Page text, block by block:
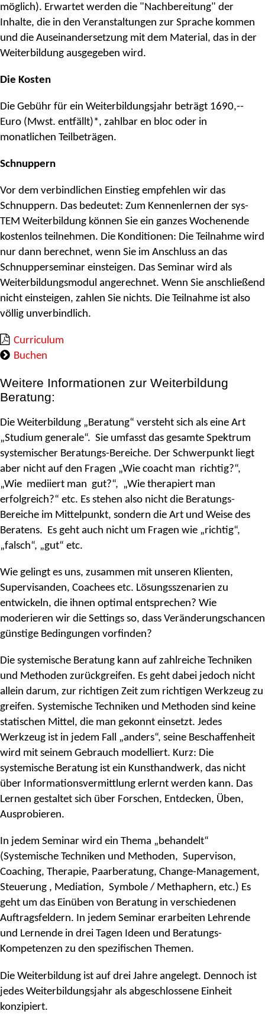
möglich). Erwartet werden die "Nachbereitung" der
Inhalte, die in den Veranstaltungen zur Sprache kommen
und die Auseinandersetzung mit dem Material, das in der
Weiterbildung ausgegeben wird.
Die Kosten
Die Gebühr für ein Weiterbildungsjahr beträgt 1690,--
Euro (Mwst. entfällt)*, zahlbar en bloc oder in
monatlichen Teilbeträgen.
Schnuppern
Vor dem verbindlichen Einstieg empfehlen wir das
Schnuppern. Das bedeutet: Zum Kennenlernen der sys-
TEM Weiterbildung können Sie ein ganzes Wochenende
kostenlos teilnehmen. Die Konditionen: Die Teilnahme wird
nur dann berechnet, wenn Sie im Anschluss an das
Schnupperseminar einsteigen. Das Seminar wird als
Weiterbildungsmodul angerechnet. Wenn Sie anschließend
nicht einsteigen, zahlen Sie nichts. Die Teilnahme ist also
völlig unverbindlich.
Curriculum
Buchen
Weitere Informationen zur Weiterbildung
Beratung:
Die Weiterbildung „Beratung“ versteht sich als eine Art
„Studium generale“. Sie umfasst das gesamte Spektrum
systemischer Beratungs-Bereiche. Der Schwerpunkt liegt
aber nicht auf den Fragen „Wie coacht man richtig?“,
„Wie mediiert man gut?“, „Wie therapiert man
erfolgreich?“ etc. Es stehen also nicht die Beratungs-
Bereiche im Mittelpunkt, sondern die Art und Weise des
Beratens. Es geht auch nicht um Fragen wie „richtig“,
„falsch“, „gut“ etc.
Wie gelingt es uns, zusammen mit unseren Klienten,
Supervisanden, Coachees etc. Lösungsszenarien zu
entwickeln, die ihnen optimal entsprechen? Wie
moderieren wir die Settings so, dass Veränderungschancen
günstige Bedingungen vorfinden?
Die systemische Beratung kann auf zahlreiche Techniken
und Methoden zurückgreifen. Es geht dabei jedoch nicht
allein darum, zur richtigen Zeit zum richtigen Werkzeug zu
greifen. Systemische Techniken und Methoden sind keine
statischen Mittel, die man gekonnt einsetzt. Jedes
Werkzeug ist in jedem Fall „anders“, seine Beschaffenheit
wird mit seinem Gebrauch modelliert. Kurz: Die
systemische Beratung ist ein Kunsthandwerk, das nicht
über Informationsvermittlung erlernt werden kann. Das
Lernen gestaltet sich über Forschen, Entdecken, Üben,
Ausprobieren.
In jedem Seminar wird ein Thema „behandelt“
(Systemische Techniken und Methoden, Supervison,
Coaching, Therapie, Paarberatung, Change-Management,
Steuerung , Mediation, Symbole / Methaphern, etc.) Es
geht um das Einüben von Beratung in verschiedenen
Auftragsfeldern. In jedem Seminar erarbeiten Lehrende
und Lernende in drei Tagen Ideen und Beratungs-
Kompetenzen zu den spezifischen Themen.
Die Weiterbildung ist auf drei Jahre angelegt. Dennoch ist
jedes Weiterbildungsjahr als abgeschlossene Einheit
konzipiert.